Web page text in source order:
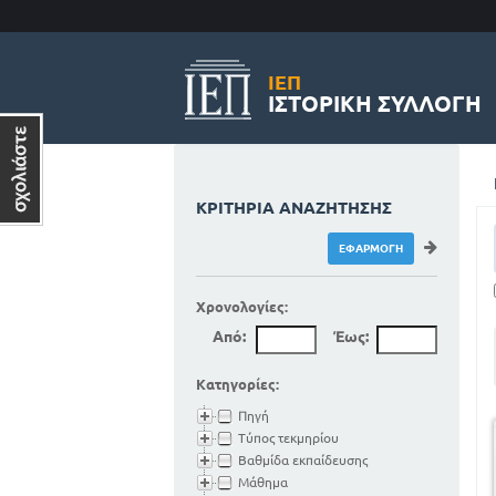
ΙΕΠ
ΙΣΤΟΡΙΚΉ ΣΥΛΛΟΓΉ
ΚΡΙΤΉΡΙΑ ΑΝΑΖΉΤΗΣΗΣ
Χρονολογίες:
Από: Έως:
Κατηγορίες:
Πηγή
Τύπος τεκμηρίου
Βαθμίδα εκπαίδευσης
Μάθημα